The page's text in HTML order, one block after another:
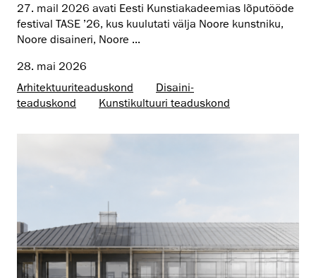
27. mail 2026 avati Eesti Kunstiakadeemias lõputööde
festival TASE ’26, kus kuulutati välja Noore kunstniku,
Noore disaineri, Noore ...
28. mai 2026
Arhitektuuri­teaduskond
Disaini­­
teaduskond
Kunsti­kultuuri teaduskond